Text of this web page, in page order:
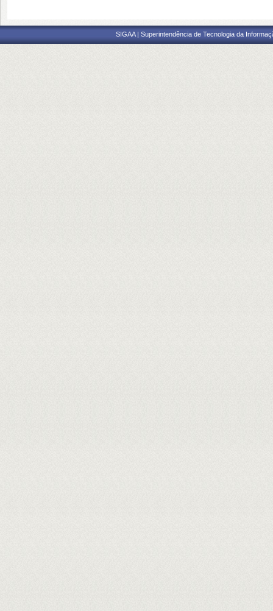
SIGAA | Superintendência de Tecnologia da